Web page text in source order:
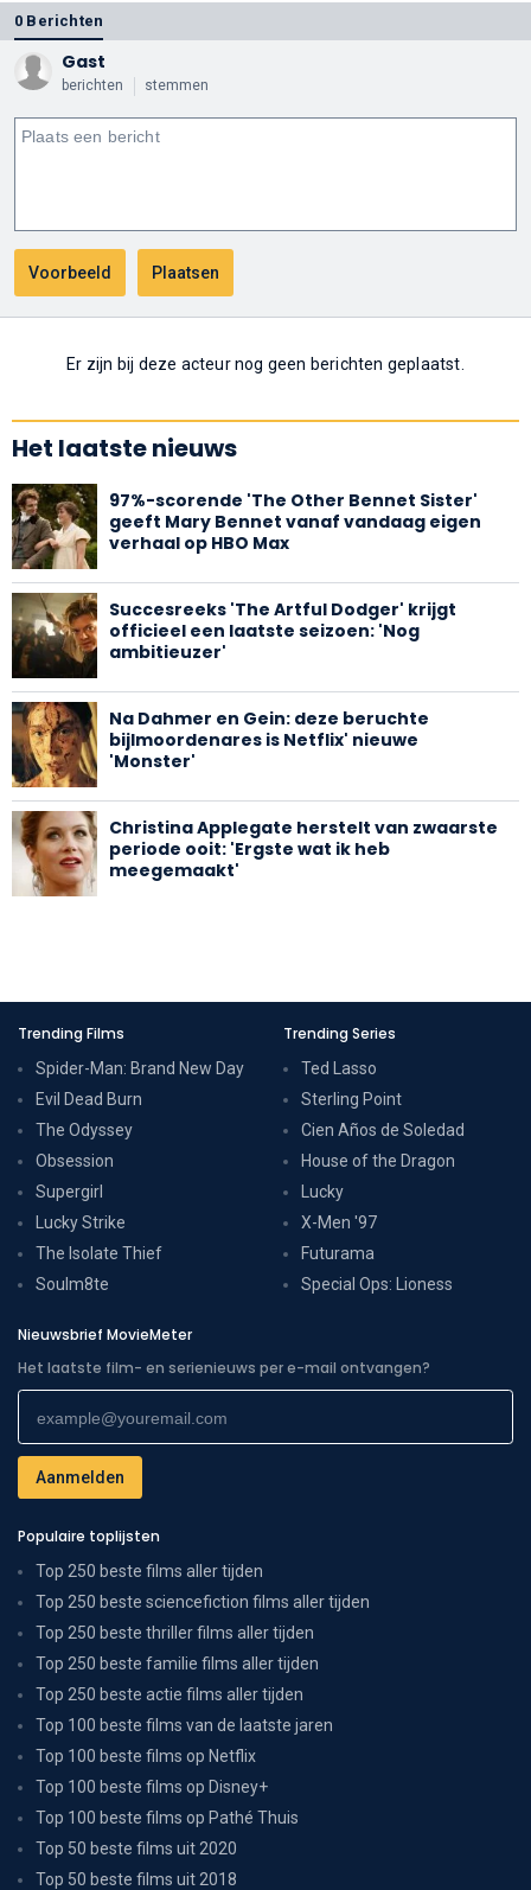
0 Berichten
Gast
berichten stemmen
Er zijn bij deze acteur nog geen berichten geplaatst.
Het laatste nieuws
97%-scorende 'The Other Bennet Sister'
geeft Mary Bennet vanaf vandaag eigen
verhaal op HBO Max
Succesreeks 'The Artful Dodger' krijgt
officieel een laatste seizoen: 'Nog
ambitieuzer'
Na Dahmer en Gein: deze beruchte
bijlmoordenares is Netflix' nieuwe
'Monster'
Christina Applegate herstelt van zwaarste
periode ooit: 'Ergste wat ik heb
meegemaakt'
Trending Films
Spider-Man: Brand New Day
Evil Dead Burn
The Odyssey
Obsession
Supergirl
Lucky Strike
The Isolate Thief
Soulm8te
Trending Series
Ted Lasso
Sterling Point
Cien Años de Soledad
House of the Dragon
Lucky
X-Men '97
Futurama
Special Ops: Lioness
Nieuwsbrief MovieMeter
Het laatste film- en serienieuws per e-mail ontvangen?
Populaire toplijsten
Top 250 beste films aller tijden
Top 250 beste sciencefiction films aller tijden
Top 250 beste thriller films aller tijden
Top 250 beste familie films aller tijden
Top 250 beste actie films aller tijden
Top 100 beste films van de laatste jaren
Top 100 beste films op Netflix
Top 100 beste films op Disney+
Top 100 beste films op Pathé Thuis
Top 50 beste films uit 2020
Top 50 beste films uit 2018